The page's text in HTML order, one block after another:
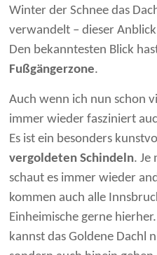
Winter der Schnee das
verwandelt – dieser
Den bekanntesten Blick
Fußgängerzone.
Auch wenn ich nun schon
immer wieder fasziniert
Es ist ein besonders
vergoldeten Schindeln. Je
schaut es immer wieder
kommen auch alle
Einheimische gerne
kannst das Goldene Dachl